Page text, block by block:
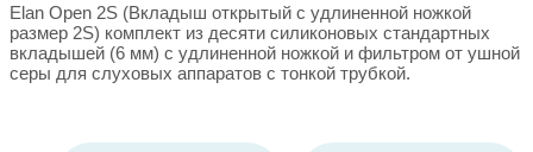
Elan Open 2S (Вкладыш открытый с удлиненной ножкой
размер 2S) комплект из десяти силиконовых стандартных
вкладышей (6 мм) с удлиненной ножкой и фильтром от ушной
серы для слуховых аппаратов с тонкой трубкой.